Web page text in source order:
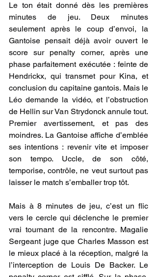
Le ton était donné dès les premières
minutes de jeu. Deux minutes
seulement après le coup d’envoi, la
Gantoise pensait déjà avoir ouvert le
score sur penalty corner, après une
phase parfaitement exécutée : feinte de
Hendrickx, qui transmet pour Kina, et
conclusion du capitaine gantois. Mais le
Léo demande la vidéo, et l’obstruction
de Hellin sur Van Strydonck annule tout.
Premier avertissement, et pas des
moindres. La Gantoise affiche d’emblée
ses intentions : revenir vite et imposer
son tempo. Uccle, de son côté,
temporise, contrôle, ne veut surtout pas
laisser le match s’emballer trop tôt.
Mais à 8 minutes de jeu, c’est un flic
vers le cercle qui déclenche le premier
vrai tournant de la rencontre. Magalie
Sergeant juge que Charles Masson est
le mieux placé à la réception, malgré la
l’interception de Louis De Backer. Le